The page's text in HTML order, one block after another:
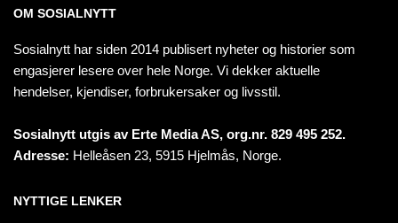
OM SOSIALNYTT
Sosialnytt har siden 2014 publisert nyheter og historier som
engasjerer lesere over hele Norge. Vi dekker aktuelle
hendelser, kjendiser, forbrukersaker og livsstil.
Sosialnytt utgis av Erte Media AS, org.nr. 829 495 252.
Adresse: Helleåsen 23, 5915 Hjelmås, Norge.
NYTTIGE LENKER